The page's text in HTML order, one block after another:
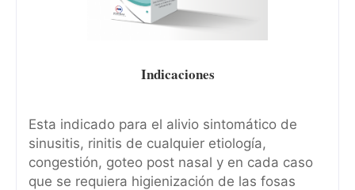
Indicaciones
Esta indicado para el alivio sintomático de
sinusitis, rinitis de cualquier etiología,
congestión, goteo post nasal y en cada caso
que se requiera higienización de las fosas